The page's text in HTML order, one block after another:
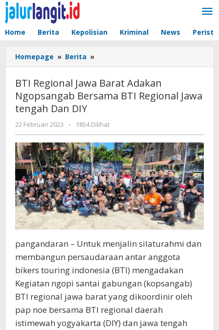
Lewati
konten
Home Berita Kepolisian Kriminal News
Homepage » Berita »
Regional
Barat
Adakan
BTI
Regional
Jawa
tengah
Dan
DIY
BTI Regional Jawa Barat Adakan
Ngopsangab Bersama BTI Regional Jawa
tengah Dan DIY
22 Februari 2023
oleh
admin
- 1854 Dilihat
pangandaran – Untuk menjalin silaturahmi dan
membangun persaudaraan antar anggota
bikers touring indonesia (BTI) mengadakan
Kegiatan ngopi santai gabungan (kopsangab)
BTI regional jawa barat yang dikoordinir oleh
pap noe bersama BTI regional daerah
istimewah yogyakarta (DIY) dan jawa tengah